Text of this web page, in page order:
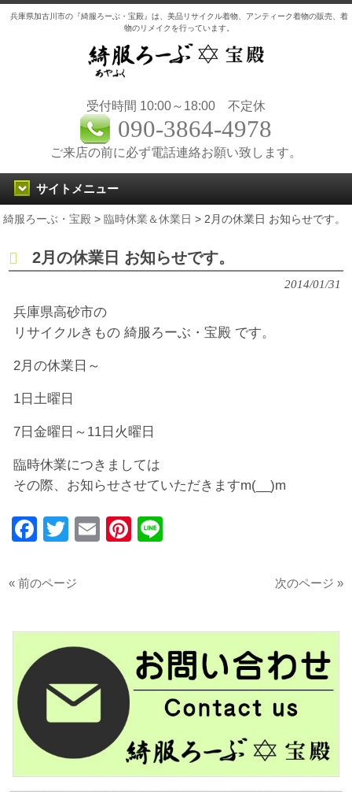
兵庫県加古川市の『綺服ろーぶ・宝殿』は、美品リサイクル着物、アンティーク着物の販売、着
物のリメイクを行っています。
受付時間 10:00～18:00 不定休
090-3864-4978
ご来店の前に必ず電話連絡お願い致します。
サイトメニュー
綺服ろーぶ・宝殿 > 臨時休業＆休業日 > 2月の休業日 お知らせです。
2月の休業日 お知らせです。
2014/01/31
兵庫県高砂市の
リサイクルきもの 綺服ろーぶ・宝殿 です。
2月の休業日～
1日土曜日
7日金曜日～11日火曜日
臨時休業につきましては
その際、お知らせさせていただきますm(__)m
Facebook
Twitter
EmailPinterest
« 前のページ 次のページ »